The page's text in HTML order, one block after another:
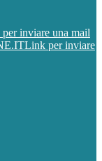
inviare una mail
Link per inviare